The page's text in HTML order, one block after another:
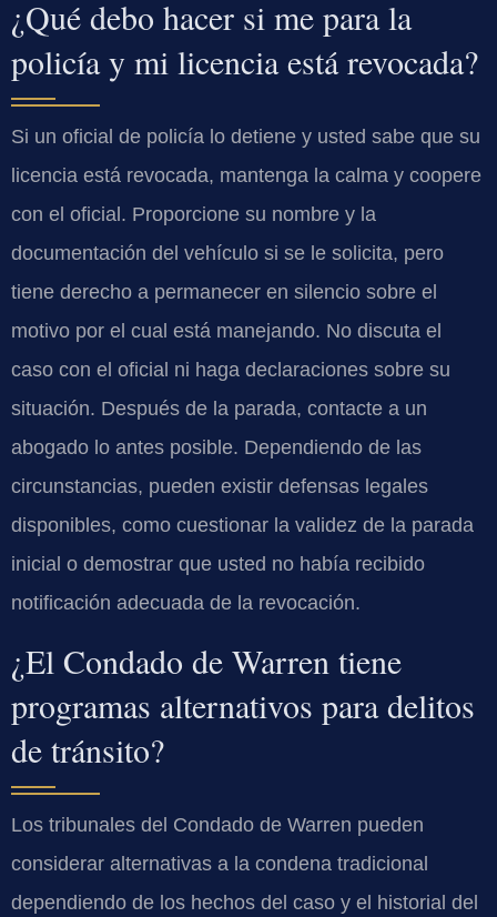
¿Qué debo hacer si me para la
policía y mi licencia está revocada?
Si un oficial de policía lo detiene y usted sabe que su
licencia está revocada, mantenga la calma y coopere
con el oficial. Proporcione su nombre y la
documentación del vehículo si se le solicita, pero
tiene derecho a permanecer en silencio sobre el
motivo por el cual está manejando. No discuta el
caso con el oficial ni haga declaraciones sobre su
situación. Después de la parada, contacte a un
abogado lo antes posible. Dependiendo de las
circunstancias, pueden existir defensas legales
disponibles, como cuestionar la validez de la parada
inicial o demostrar que usted no había recibido
notificación adecuada de la revocación.
¿El Condado de Warren tiene
programas alternativos para delitos
de tránsito?
Los tribunales del Condado de Warren pueden
considerar alternativas a la condena tradicional
dependiendo de los hechos del caso y el historial del